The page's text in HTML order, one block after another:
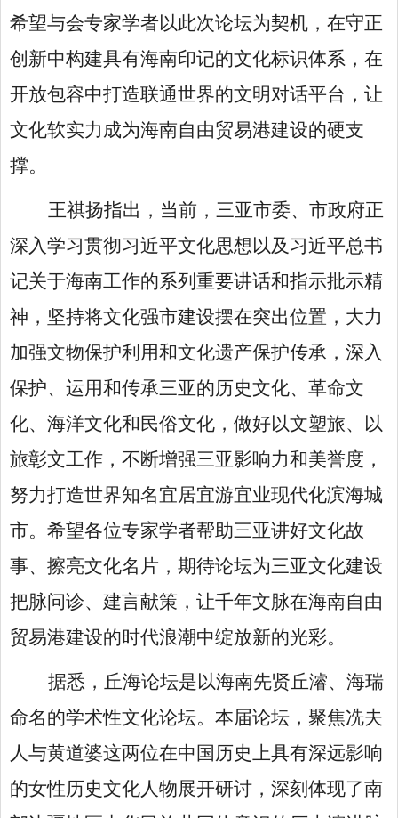
希望与会专家学者以此次论坛为契机，在守正
创新中构建具有海南印记的文化标识体系，在
开放包容中打造联通世界的文明对话平台，让
文化软实力成为海南自由贸易港建设的硬支
撑。
王祺扬指出，当前，三亚市委、市政府正
深入学习贯彻习近平文化思想以及习近平总书
记关于海南工作的系列重要讲话和指示批示精
神，坚持将文化强市建设摆在突出位置，大力
加强文物保护利用和文化遗产保护传承，深入
保护、运用和传承三亚的历史文化、革命文
化、海洋文化和民俗文化，做好以文塑旅、以
旅彰文工作，不断增强三亚影响力和美誉度，
努力打造世界知名宜居宜游宜业现代化滨海城
市。希望各位专家学者帮助三亚讲好文化故
事、擦亮文化名片，期待论坛为三亚文化建设
把脉问诊、建言献策，让千年文脉在海南自由
贸易港建设的时代浪潮中绽放新的光彩。
据悉，丘海论坛是以海南先贤丘濬、海瑞
命名的学术性文化论坛。本届论坛，聚焦冼夫
人与黄道婆这两位在中国历史上具有深远影响
的女性历史文化人物展开研讨，深刻体现了南